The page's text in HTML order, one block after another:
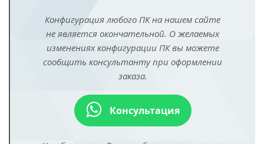
Конфигурация любого ПК на нашем сайте
не является окончательной. О желаемых
изменениях конфигурации ПК вы можете
сообщить консультанту при оформлении
заказа.
Консультация